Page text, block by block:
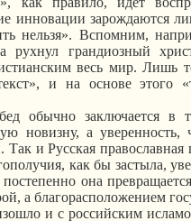
инновации зарождаются
нельзя». Вспомним,
рухнул грандиозный
весь мир. Лишь
и на основе этого
обычно заключается
новизну, а уверенность,
Так и Русская
как бы застыла,
она
а благорасположением
и с российским